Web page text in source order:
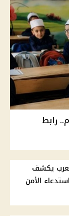
رابط
يكشف
الأمن